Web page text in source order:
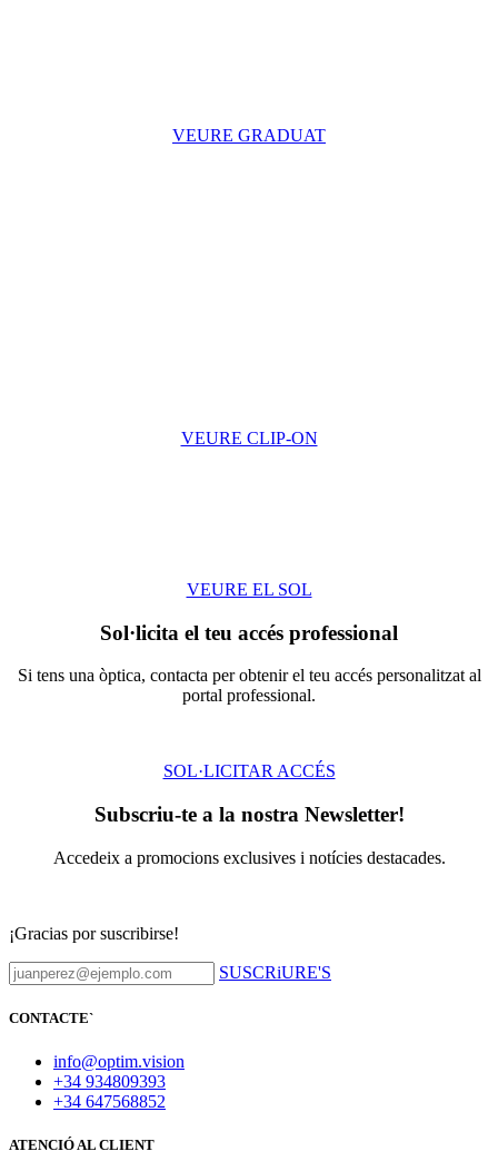
VEURE GRADUAT
VEURE CLIP-ON
VEURE EL SOL
Sol·licita el teu accés professional
Si tens una òptica, contacta per obtenir el teu accés personalitzat al
portal professional.
SOL·LICITAR ACCÉS
Subscriu-te a la nostra Newsletter!
Accedeix a promocions exclusives i notícies destacades.
¡Gracias por suscribirse!
SUSCRiURE'S
CONTACTE`
info@optim.vision
+34 934809393
+34 647568852
ATENCIÓ AL CLIENT